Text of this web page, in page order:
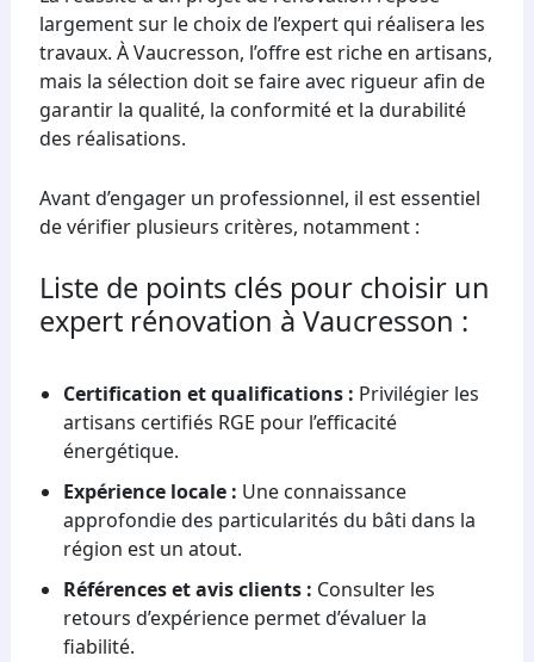
largement sur le choix de l’expert qui réalisera les
travaux. À Vaucresson, l’offre est riche en artisans,
mais la sélection doit se faire avec rigueur afin de
garantir la qualité, la conformité et la durabilité
des réalisations.
Avant d’engager un professionnel, il est essentiel
de vérifier plusieurs critères, notamment :
Liste de points clés pour choisir un
expert rénovation à Vaucresson :
Certification et qualifications : Privilégier les
artisans certifiés RGE pour l’efficacité
énergétique.
Expérience locale : Une connaissance
approfondie des particularités du bâti dans la
région est un atout.
Références et avis clients : Consulter les
retours d’expérience permet d’évaluer la
fiabilité.